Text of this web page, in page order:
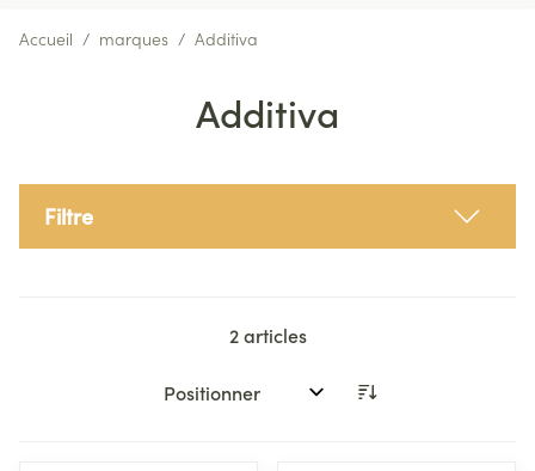
Accueil / marques / Additiva
Additiva
Filtre
2articles
Trier par: